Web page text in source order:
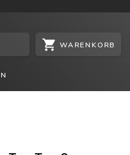
WARENKORB